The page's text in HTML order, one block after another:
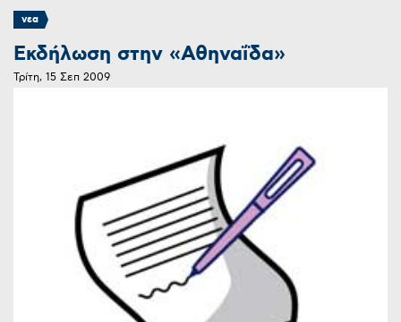
νεα
Εκδήλωση στην «Αθηναΐδα»
Τρίτη, 15 Σεπ 2009